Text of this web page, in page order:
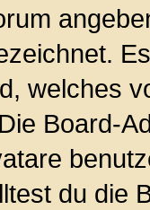
welches
Board-
du die